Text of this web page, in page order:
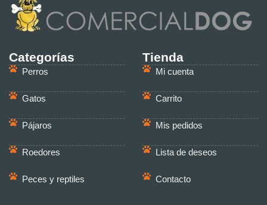
Categorías
Perros
Gatos
Pájaros
Roedores
Peces y reptiles
Tienda
Mi cuenta
Carrito
Mis pedidos
Lista de deseos
Contacto